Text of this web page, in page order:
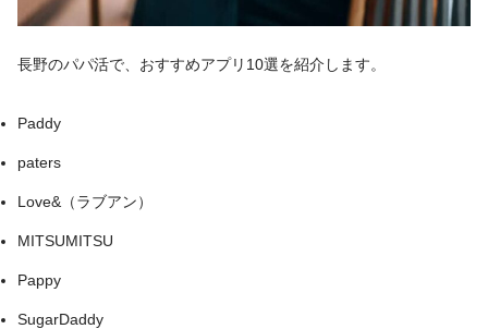
長野のパパ活で、おすすめアプリ10選を紹介します。
Paddy
paters
Love&（ラブアン）
MITSUMITSU
Pappy
SugarDaddy